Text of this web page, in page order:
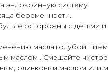
эндокринную систему
беременности.
осторожны с детьми и
масла голубой
маслом . Смешайте
оливковым маслом или